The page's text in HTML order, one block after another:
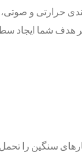
و صوتی،
هدف شما ایجاد
سنگین را